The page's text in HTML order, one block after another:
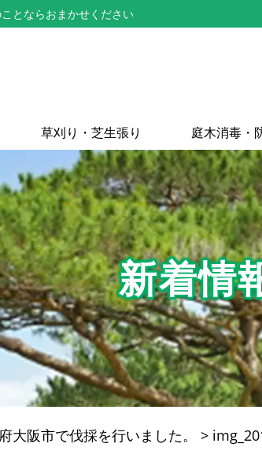
ことならおまかせください
草刈り・芝生張り 庭木消毒・
新着情
大阪市で伐採を行いました。 >